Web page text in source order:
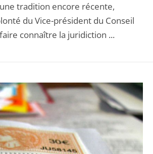
tradition encore récente,
du Vice-président du Conseil
connaître la juridiction ...